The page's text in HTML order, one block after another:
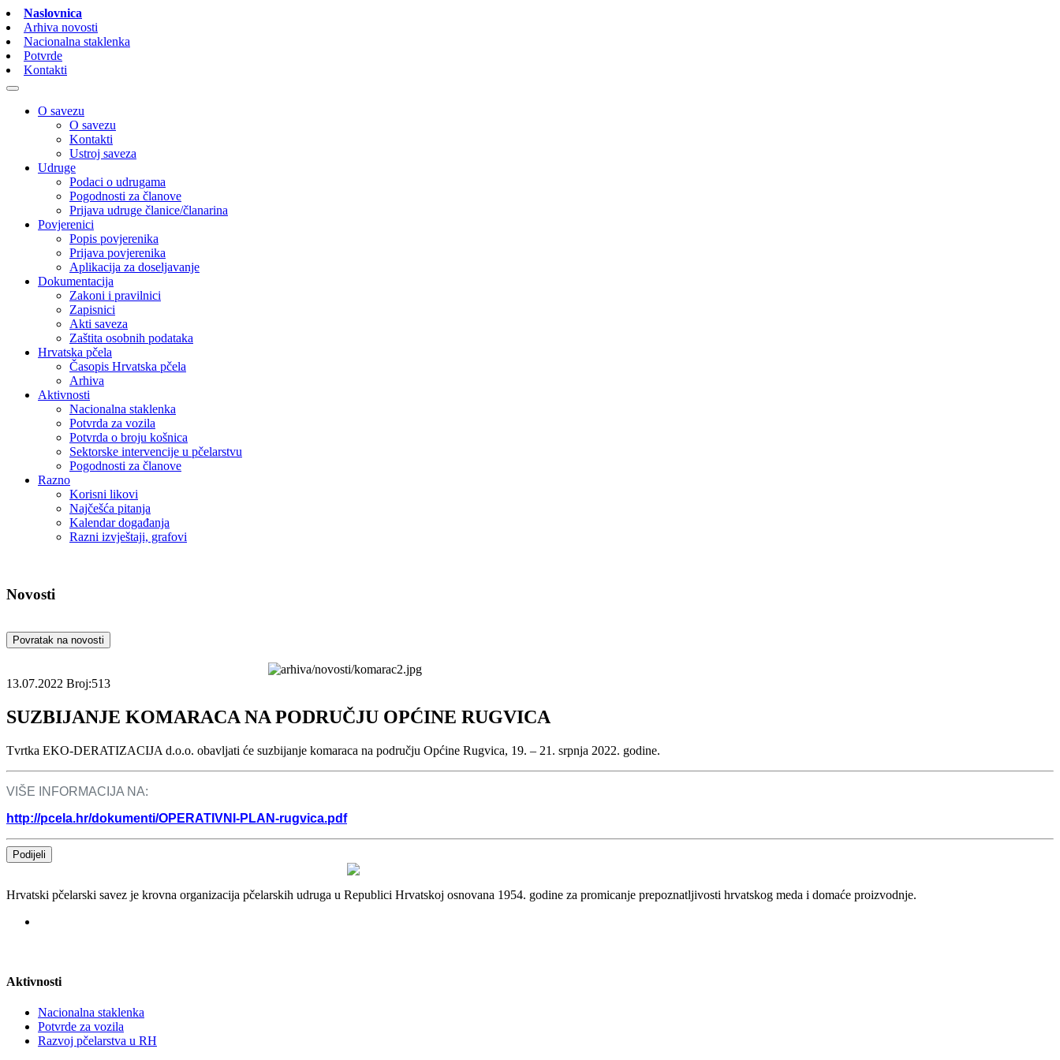
Naslovnica
Arhiva novosti
Nacionalna staklenka
Potvrde
Kontakti
O savezu
O savezu
Kontakti
Ustroj saveza
Udruge
Podaci o udrugama
Pogodnosti za članove
Prijava udruge članice/članarina
Povjerenici
Popis povjerenika
Prijava povjerenika
Aplikacija za doseljavanje
Dokumentacija
Zakoni i pravilnici
Zapisnici
Akti saveza
Zaštita osobnih podataka
Hrvatska pčela
Časopis Hrvatska pčela
Arhiva
Aktivnosti
Nacionalna staklenka
Potvrda za vozila
Potvrda o broju košnica
Sektorske intervencije u pčelarstvu
Pogodnosti za članove
Razno
Korisni likovi
Najčešća pitanja
Kalendar događanja
Razni izvještaji, grafovi
Novosti
Povratak na novosti
13.07.2022 Broj:513
SUZBIJANJE KOMARACA NA PODRUČJU OPĆINE RUGVICA
Tvrtka EKO-DERATIZACIJA d.o.o. obavljati će suzbijanje komaraca na području Općine Rugvica, 19. – 21. srpnja 2022. godine.
VIŠE INFORMACIJA NA:
http://pcela.hr/dokumenti/OPERATIVNI-PLAN-rugvica.pdf
Podijeli
Hrvatski pčelarski savez je krovna organizacija pčelarskih udruga u Republici Hrvatskoj osnovana 1954. godine za promicanje prepoznatljivosti hrvatskog meda i domaće proizvodnje.
Aktivnosti
Nacionalna staklenka
Potvrde za vozila
Razvoj pčelarstva u RH